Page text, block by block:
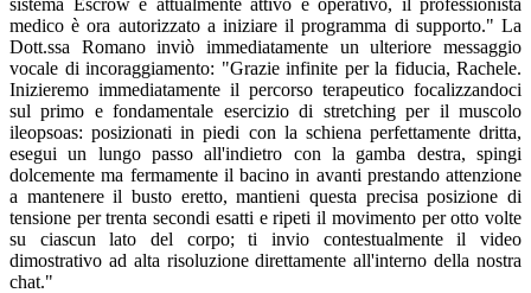
medico è ora autorizzato a iniziare il programma di supporto." La
Dott.ssa Romano inviò immediatamente un ulteriore messaggio
vocale di incoraggiamento: "Grazie infinite per la fiducia, Rachele.
Inizieremo immediatamente il percorso terapeutico focalizzandoci
sul primo e fondamentale esercizio di stretching per il muscolo
ileopsoas: posizionati in piedi con la schiena perfettamente dritta,
esegui un lungo passo all'indietro con la gamba destra, spingi
dolcemente ma fermamente il bacino in avanti prestando attenzione
a mantenere il busto eretto, mantieni questa precisa posizione di
tensione per trenta secondi esatti e ripeti il movimento per otto volte
su ciascun lato del corpo; ti invio contestualmente il video
dimostrativo ad alta risoluzione direttamente all'interno della nostra
chat."